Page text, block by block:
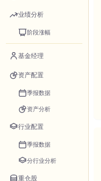
业绩分析
阶段涨幅
基金经理
资产配置
季报数据
资产分析
行业配置
季报数据
分行业分析
重仓股